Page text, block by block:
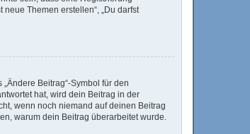
Themen erstellen“, „Du darfst
Beitrag“-Symbol für den
hat, wird dein Beitrag in der
wenn noch niemand auf deinen Beitrag
warum dein Beitrag überarbeitet wurde.